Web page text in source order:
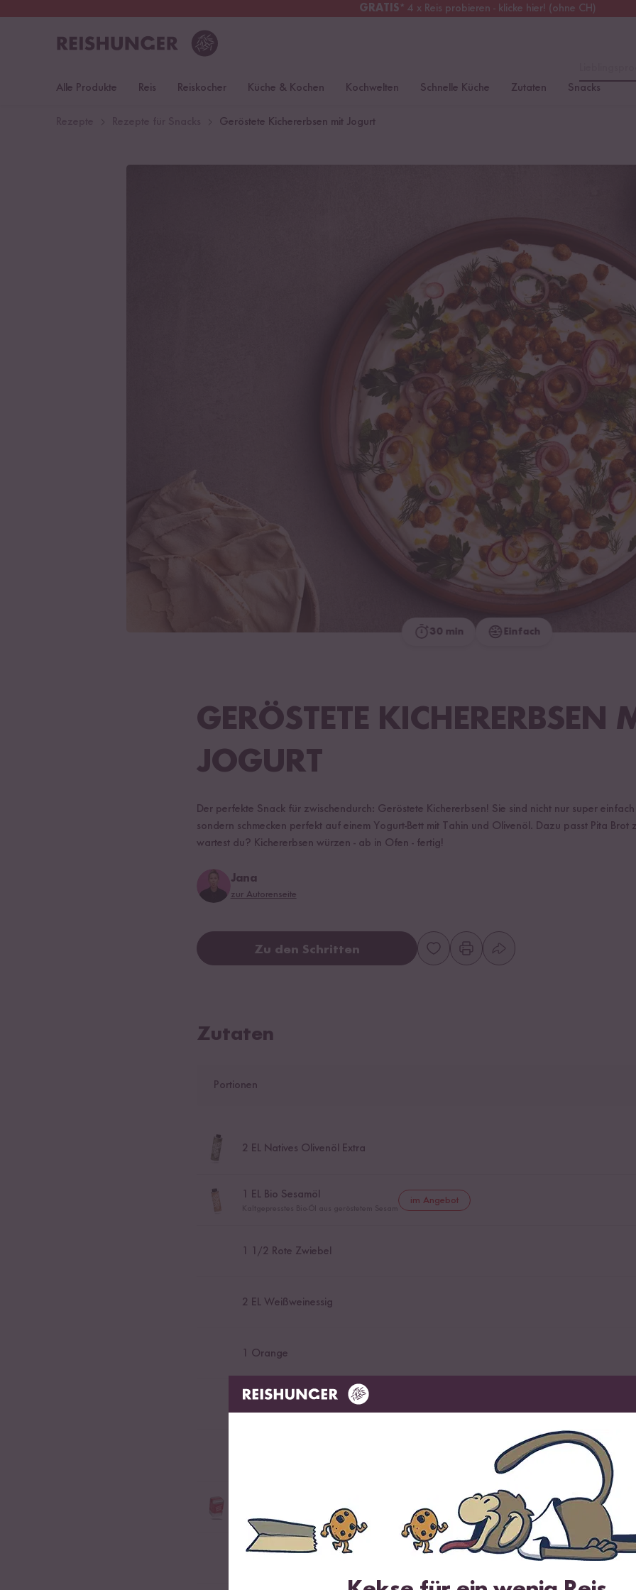
GRATIS* 4 x Reis probieren - klicke hier! (ohne CH)
Alle Zölle & Steuern inklusive
Alle Produkte
Reis Reiskocher Küche & Kochen Kochwelten Schnelle Küche Zutaten Snacks
Geröstete Kichererbsen mit Jogurt
30 min Einfach
GERÖSTETE KICHERERBSEN
JOGURT
Der perfekte Snack für zwischendurch: Geröstete Kichererbsen! Sie sind nicht nur super
sondern schmecken perfekt auf einem Yogurt-Bett mit Tahin und Olivenöl. Dazu passt Pita Brot
wartest du? Kichererbsen würzen - ab in Ofen - fertig!
Jana
zur Autorenseite
Zu den Schritten
Zutaten
Portionen
2 EL Natives Olivenöl Extra
1 EL Bio Sesamöl im Angebot
1 1 /2 Rote Zwiebel
2 EL Weißweinessig
1 Orange
Bio-Gewürzmischung für würzig scharfen Reis